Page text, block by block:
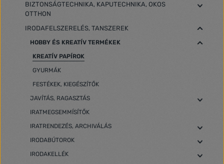
BIZTONSÁGTECHNIKA, KAPUTECHNIKA, OKOS
OTTHON
IRODAFELSZERELÉS, TANSZEREK
HOBBY ÉS KREATÍV TERMÉKEK
KREATÍV PAPÍROK
GYURMÁK
FESTÉKEK, KIEGÉSZÍTŐK
JAVÍTÁS, RAGASZTÁS
IRATMEGSEMMÍSÍTŐK
IRATRENDEZÉS, ARCHIVÁLÁS
IRODABÚTOROK
IRODAKELLÉK